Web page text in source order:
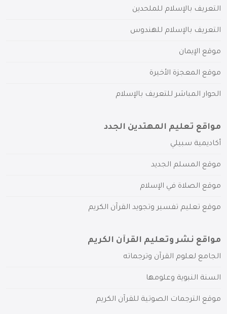
التعريف بالإسلام للملحدين
التعريف بالإسلام للهندوس
موقع الإيمان
موقع المعجزة الأخيرة
الحوار المباشر للتعريف بالإسلام
مواقع تعليم المهتدين الجدد
أكاديمية سبيلي
موقع المسلم الجديد
موقع الصلاة في الإسلام
موقع تعليم تفسير وتجويد القرآن الكريم
مواقع نشر وتعليم القرآن الكريم
الجامع لعلوم القرآن وترجماته
السنة النبوية وعلومها
موقع الترجمات الصوتية للقرآن الكريم